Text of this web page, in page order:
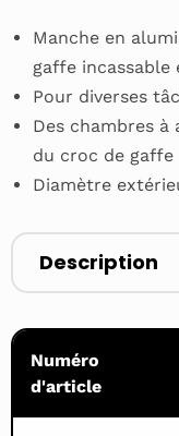
Manche en
gaffe
Pour diverses
Des chambres
du croc de gaffe
Diamètre
Description
Numéro
d'article